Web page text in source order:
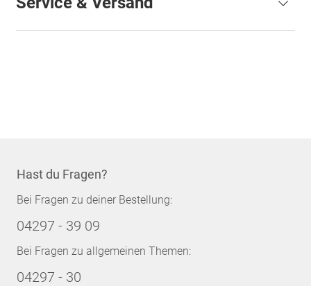
Hast du Fragen?
Bei Fragen zu deiner Bestellung:
04297 - 39 09
Bei Fragen zu allgemeinen Themen:
04297 - 30